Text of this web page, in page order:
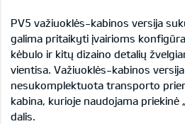
PV5 važiuoklės-kabinos versija
galima pritaikyti įvairioms
kėbulo ir kitų dizaino detalių
vientisa. Važiuoklės-kabinos
nesukomplektuota transporto
kabina, kurioje naudojama priekinė
dalis.